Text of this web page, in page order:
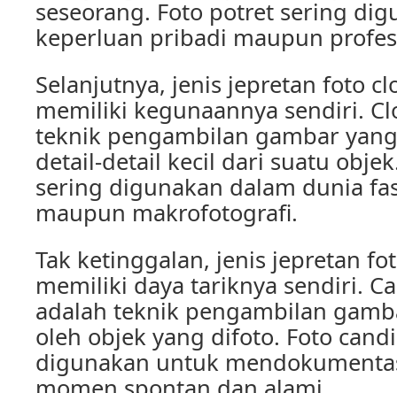
seseorang. Foto potret sering
keperluan pribadi maupun
Selanjutnya, jenis jepretan foto
memiliki kegunaannya sendiri.
teknik pengambilan gambar
detail-detail kecil dari suatu
sering digunakan dalam dunia
maupun makrofotografi.
Tak ketinggalan, jenis jepretan
memiliki daya tariknya sendiri.
adalah teknik pengambilan
oleh objek yang difoto. Foto
digunakan untuk